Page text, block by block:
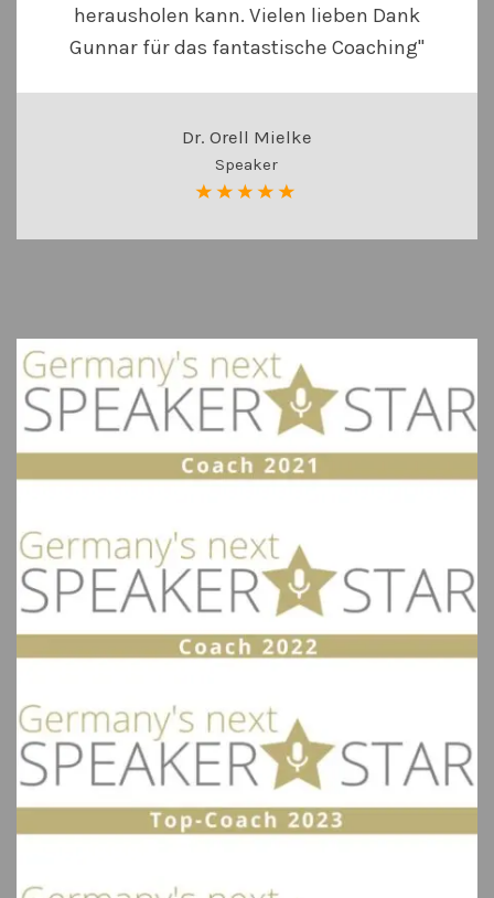
Dr. Orell Mielke
Speaker
herausholen kann. Vielen lieben Dank
Gunnar für das fantastische Coaching"